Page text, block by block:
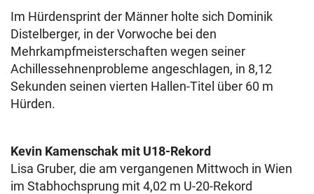
Im Hürdensprint der Männer holte sich Dominik
Distelberger, in der Vorwoche bei den
Mehrkampfmeisterschaften wegen seiner
Achillessehnenprobleme angeschlagen, in 8,12
Sekunden seinen vierten Hallen-Titel über 60 m
Hürden.
Kevin Kamenschak mit U18-Rekord
Lisa Gruber, die am vergangenen Mittwoch in Wien
im Stabhochsprung mit 4,02 m U-20-Rekord